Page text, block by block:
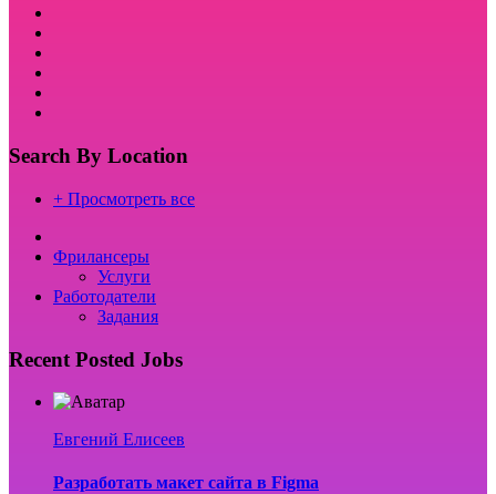
Search By Location
+ Просмотреть все
Фрилансеры
Услуги
Работодатели
Задания
Recent Posted Jobs
Евгений Елисеев
Разработать макет сайта в Figma